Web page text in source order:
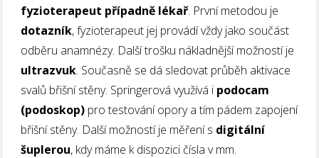
fyzioterapeut případně lékař. První metodou je
dotazník, fyzioterapeut jej provádí vždy jako součást
odběru anamnézy. Další trošku nákladnější možností je
ultrazvuk. Současně se dá sledovat průběh aktivace
svalů břišní stěny. Springerová využívá i podocam
(podoskop) pro testování opory a tím pádem zapojení
břišní stěny. Další možností je měření s digitální
šuplerou, kdy máme k dispozici čísla v mm.